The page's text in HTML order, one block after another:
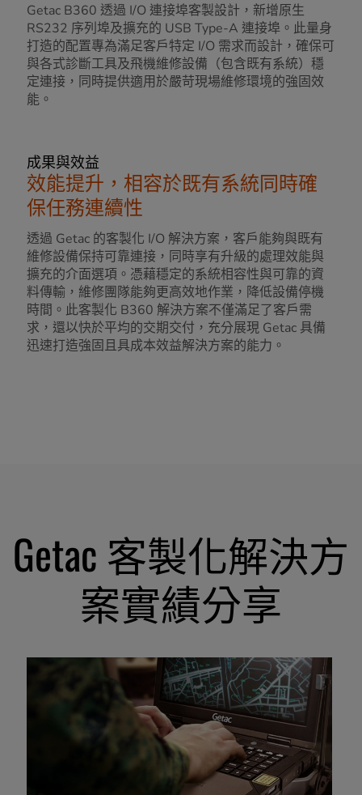
Getac B360 透過 I/O 連接埠客製設計，新增原生
RS232 序列埠及擴充的 USB Type-A 連接埠。此量身
打造的配置專為滿足客戶特定 I/O 需求而設計，確保可
與各式診斷工具及飛機維修設備（包含既有系統）穩
定連接，同時提供適用於嚴苛現場維修環境的強固效
能。
成果與效益
效能提升，相容於既有系統同時確
保任務連續性
透過 Getac 的客製化 I/O 解決方案，客戶能夠與既有
維修設備保持可靠連接，同時享有升級的處理效能與
擴充的介面選項。憑藉穩定的系統相容性與可靠的資
料傳輸，維修團隊能夠更高效地作業，降低設備停機
時間。此客製化 B360 解決方案不僅滿足了客戶需
求，還以快於平均的交期交付，充分展現 Getac 具備
迅速打造強固且具成本效益解決方案的能力。
Getac 客製化解決方
案實績分享